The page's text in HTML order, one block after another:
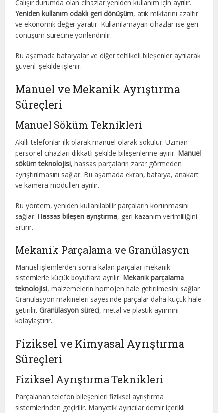
Çalışır durumda olan cihazlar yeniden kullanım için ayrılır.
Yeniden kullanım odaklı geri dönüşüm, atık miktarını azaltır
ve ekonomik değer yaratır. Kullanılamayan cihazlar ise geri
dönüşüm sürecine yönlendirilir.
Bu aşamada bataryalar ve diğer tehlikeli bileşenler ayrılarak
güvenli şekilde işlenir.
Manuel ve Mekanik Ayrıştırma
Süreçleri
Manuel Söküm Teknikleri
Akıllı telefonlar ilk olarak manuel olarak sökülür. Uzman
personel cihazları dikkatli şekilde bileşenlerine ayırır. Manuel
söküm teknolojisi, hassas parçaların zarar görmeden
ayrıştırılmasını sağlar. Bu aşamada ekran, batarya, anakart
ve kamera modülleri ayrılır.
Bu yöntem, yeniden kullanılabilir parçaların korunmasını
sağlar. Hassas bileşen ayrıştırma, geri kazanım verimliliğini
artırır.
Mekanik Parçalama ve Granülasyon
Manuel işlemlerden sonra kalan parçalar mekanik
sistemlerle küçük boyutlara ayrılır. Mekanik parçalama
teknolojisi, malzemelerin homojen hale getirilmesini sağlar.
Granülasyon makineleri sayesinde parçalar daha küçük hale
getirilir.Granülasyon süreci, metal ve plastik ayrımını
kolaylaştırır.
Fiziksel ve Kimyasal Ayrıştırma
Süreçleri
Fiziksel Ayrıştırma Teknikleri
Parçalanan telefon bileşenleri fiziksel ayrıştırma
sistemlerinden geçirilir. Manyetik ayırıcılar demir içerikli